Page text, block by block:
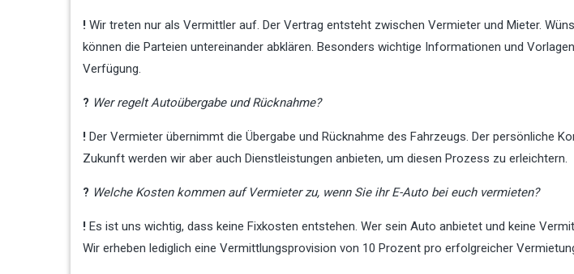
! Wir treten nur als Vermittler auf. Der Vertrag entsteht zwischen Vermieter und Mieter.
können die Parteien untereinander abklären. Besonders wichtige Informationen und
Verfügung.
? Wer regelt Autoübergabe und Rücknahme?
! Der Vermieter übernimmt die Übergabe und Rücknahme des Fahrzeugs. Der persönliche
Zukunft werden wir aber auch Dienstleistungen anbieten, um diesen Prozess zu erleichtern.
? Welche Kosten kommen auf Vermieter zu, wenn Sie ihr E-Auto bei euch vermieten?
! Es ist uns wichtig, dass keine Fixkosten entstehen. Wer sein Auto anbietet und keine
Wir erheben lediglich eine Vermittlungsprovision von 10 Prozent pro erfolgreicher